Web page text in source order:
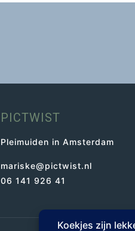
PICTWIST
Pleimuiden in Amsterdam
mariske@pictwist.nl
06 141 926 41